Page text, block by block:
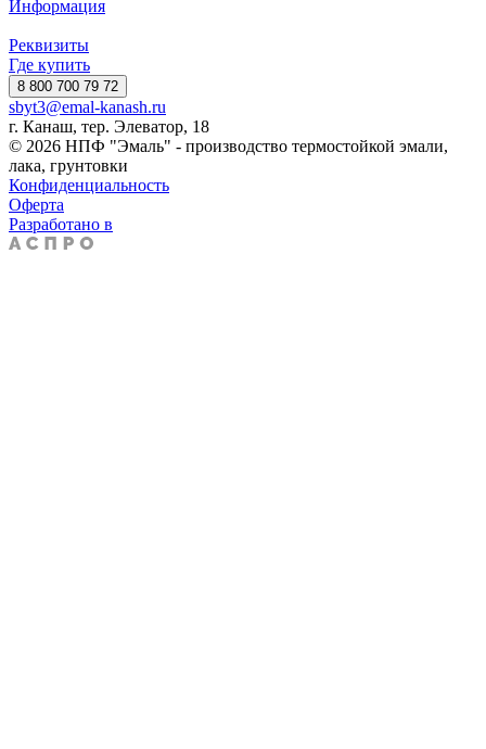
Информация
Реквизиты
Где купить
8 800 700 79 72
sbyt3@emal-kanash.ru
г. Канаш, тер. Элеватор, 18
© 2026 НПФ "Эмаль" - производство термостойкой эмали,
лака, грунтовки
Конфиденциальность
Оферта
Разработано в